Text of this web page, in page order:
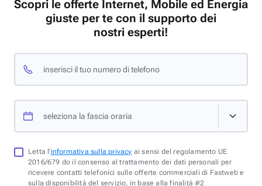
Scopri le offerte Internet, Mobile ed Energia
giuste per te con il supporto dei
nostri esperti!
inserisci il tuo numero di telefono
seleziona la fascia oraria
Letta l'informativa sulla privacy ai sensi del regolamento UE
2016/679 do il consenso al trattamento dei dati personali per
ricevere contatti telefonici sulle offerte commerciali di Fastweb e
sulla disponibilità del servizio, in base alla finalità #2